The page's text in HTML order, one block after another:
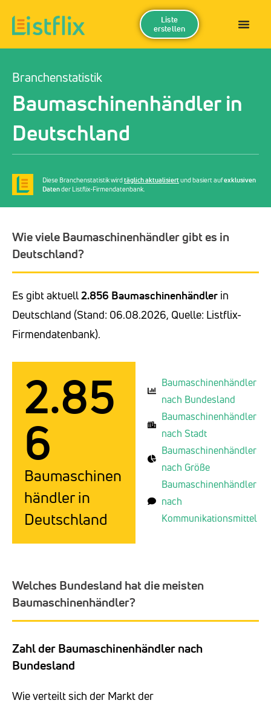
Liste
erstellen
Branchenstatistik
Baumaschinenhändler in
Deutschland
Diese Branchenstatistik wirdtäglich aktualisiertund basiert aufexklusiven
Datender Listflix-Firmendatenbank.
Wie viele Baumaschinenhändler gibt es in
Deutschland?
Es gibt aktuell2.856 Baumaschinenhändler in
Deutschland (Stand: 06.08.2026, Quelle: Listflix-
Firmendatenbank).
2.85
6
Baumaschinen
händler in
Deutschland
Baumaschinenhändler
nach Bundesland
Baumaschinenhändler
nach Stadt
Baumaschinenhändler
nach Größe
Baumaschinenhändler
nach
Kommunikationsmittel
Welches Bundesland hat die meisten
Baumaschinenhändler?
Zahl der Baumaschinenhändler nach
Bundesland
Wie verteilt sich der Markt der